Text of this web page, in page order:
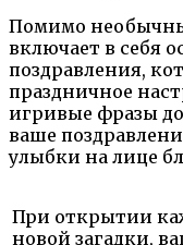
Помимо
включает в себя
поздравления,
праздничное
игривые фразы
ваше
улыбки на лице
При открытии
новой загадки,